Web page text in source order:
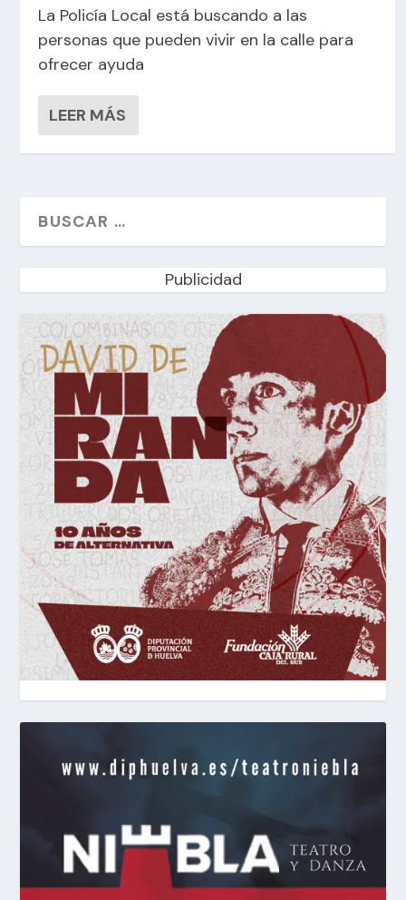
La Policía Local está buscando a las
personas que pueden vivir en la calle para
ofrecer ayuda
LEER MÁS
Publicidad